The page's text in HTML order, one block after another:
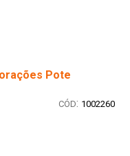
Pote
: 1002260